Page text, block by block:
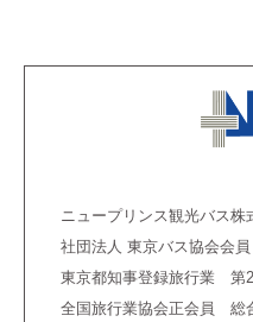
ニュープリンス観光バス株
社団法人 東京バス協会会員
東京都知事登録旅行業 第
全国旅行業協会正会員 総